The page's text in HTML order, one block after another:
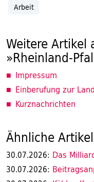
Arbeit
Weitere Artikel
»Rheinland-
Impressum
Einberufung zur
Kurznachrichten
Ähnliche Artikel
30.07.2026: Das
30.07.2026: